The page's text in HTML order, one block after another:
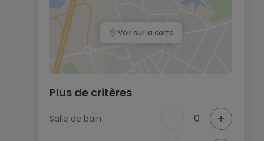
Voir sur la carte
Plus de critères
Salle de bain 0 +